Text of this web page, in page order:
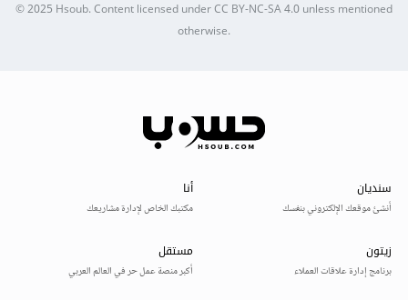
© 2025Hsoub.Content licensed underCC BY-NC-SA 4.0unless mentioned
otherwise.